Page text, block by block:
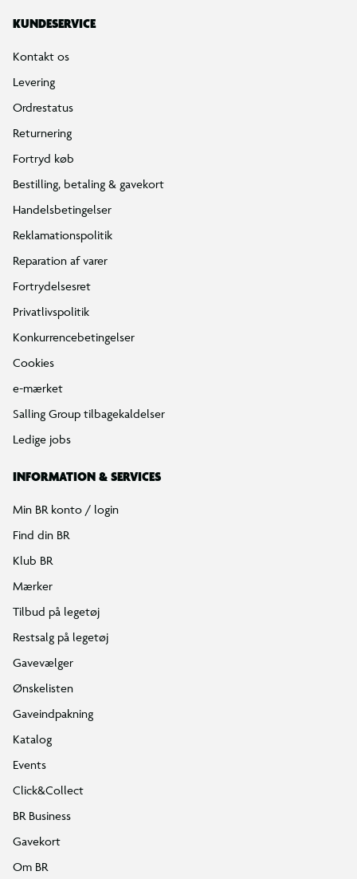
KUNDESERVICE
Kontakt os
Levering
Ordrestatus
Returnering
Fortryd køb
Bestilling, betaling & gavekort
Handelsbetingelser
Reklamationspolitik
Reparation af varer
Fortrydelsesret
Privatlivspolitik
Konkurrencebetingelser
Cookies
e-mærket
Salling Group tilbagekaldelser
Ledige jobs
INFORMATION & SERVICES
Min BR konto / login
Find din BR
Klub BR
Mærker
Tilbud på legetøj
Restsalg på legetøj
Gavevælger
Ønskelisten
Gaveindpakning
Katalog
Events
Click&Collect
BR Business
Gavekort
Om BR